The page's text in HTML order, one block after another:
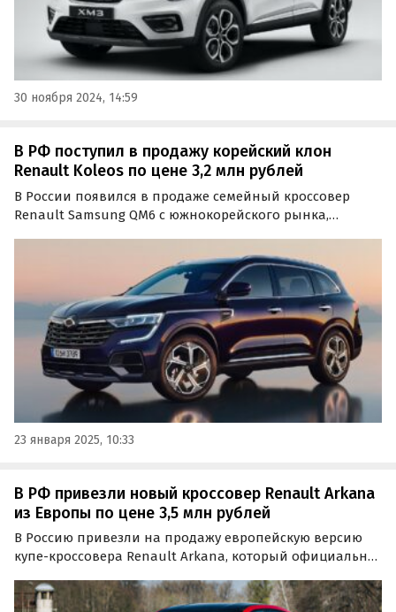
30 ноября 2024, 14:59
В РФ поступил в продажу корейский клон
Renault Koleos по цене 3,2 млн рублей
В России появился в продаже семейный кроссовер
Renault Samsung QM6 с южнокорейского рынка,
Renault Koleos. «Частник» из Тюмени просит за эту
машину 3 200 000 рублей, пишут «Автоновости дня».
23 января 2025, 10:33
В РФ привезли новый кроссовер Renault Arkana
из Европы по цене 3,5 млн рублей
В Россию привезли на продажу европейскую версию
купе-кроссовера Renault Arkana, который официально
где сейчас производят новые «Москвичи».